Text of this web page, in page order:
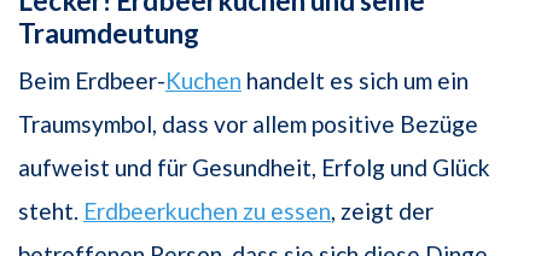
Traumdeutung
Beim Erdbeer-Kuchen handelt es sich um ein
Traumsymbol, dass vor allem positive Bezüge
aufweist und für Gesundheit, Erfolg und Glück
steht. Erdbeerkuchen zu essen, zeigt der